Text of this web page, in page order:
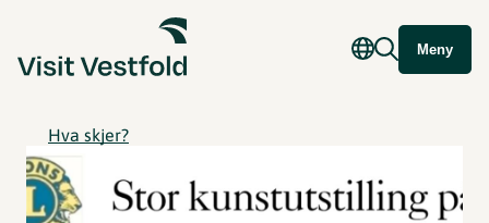
Meny
Hva skjer?